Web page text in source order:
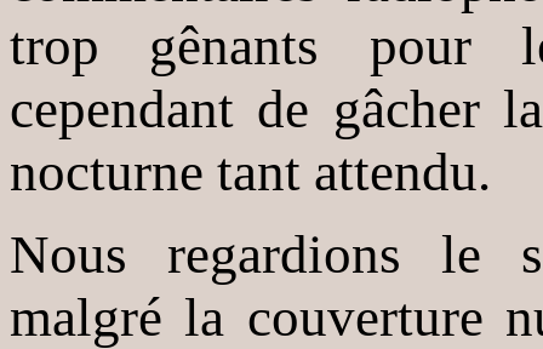
trop gênants pour
cependant de gâcher
nocturne tant attendu.
Nous regardions le
malgré la couverture